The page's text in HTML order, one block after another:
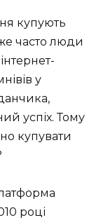
купують
часто люди
у
успіх. Тому
купувати
році